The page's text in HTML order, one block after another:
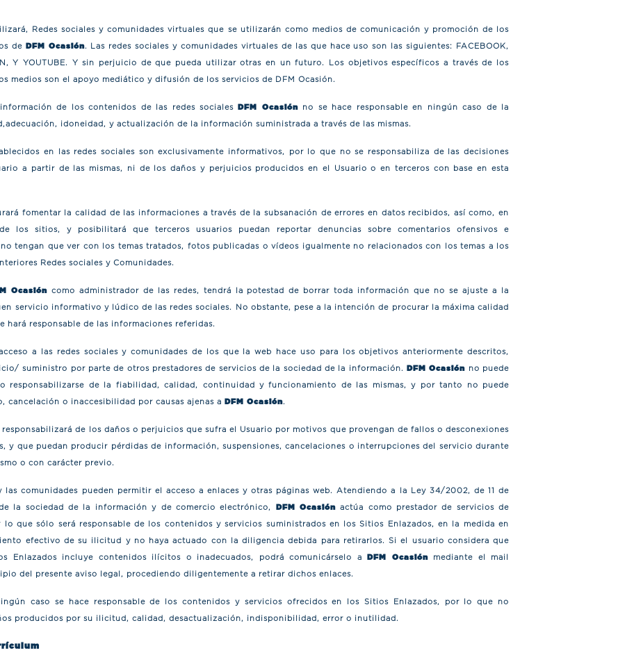
Redes sociales y comunidades virtuales que se utilizarán como medios de comunicación y promoción de los
de DFM Ocasión. Las redes sociales y comunidades virtuales de las que hace uso son las siguientes: FACEBOOK,
Y YOUTUBE. Y sin perjuicio de que pueda utilizar otras en un futuro. Los objetivos específicos a través de los
medios son el apoyo mediático y difusión de los servicios de DFM Ocasión.
de los contenidos de las redes socialesDFM Ocasiónno se hace responsable en ningún caso de la
idoneidad, y actualización de la información suministrada a través de las mismas.
en las redes sociales son exclusivamente informativos, por lo que no se responsabiliza de las decisiones
a partir de las mismas, ni de los daños y perjuicios producidos en el Usuario o en terceros con base en esta
fomentar la calidad de las informaciones a través de la subsanación de errores en datos recibidos, así como, en
los sitios, y posibilitará que terceros usuarios puedan reportar denuncias sobre comentarios ofensivos e
tengan que ver con los temas tratados, fotos publicadas o vídeos igualmente no relacionados con los temas a los
Redes sociales y Comunidades.
Ocasióncomo administrador de las redes, tendrá la potestad de borrar toda información que no se ajuste a la
servicio informativo y lúdico de las redes sociales. No obstante, pese a la intención de procurar la máxima calidad
hará responsable de las informaciones referidas.
a las redes sociales y comunidades de los que la web hace uso para los objetivos anteriormente descritos,
suministro por parte de otros prestadores de servicios de la sociedad de la información. DFM Ocasión no puede
responsabilizarse de la fiabilidad, calidad, continuidad y funcionamiento de las mismas, y por tanto no puede
cancelación o inaccesibilidad por causas ajenas a DFM Ocasión.
responsabilizará de los daños o perjuicios que sufra el Usuario por motivos que provengan de fallos o desconexiones
y que puedan producir pérdidas de información, suspensiones, cancelaciones o interrupciones del servicio durante
o con carácter previo.
las comunidades pueden permitir el acceso a enlaces y otras páginas web. Atendiendo a la Ley 34/2002, de 11 de
la sociedad de la información y de comercio electrónico, DFM Ocasiónactúa como prestador de servicios de
lo que sólo será responsable de los contenidos y servicios suministrados en los Sitios Enlazados, en la medida en
efectivo de su ilicitud y no haya actuado con la diligencia debida para retirarlos. Si el usuario considera que
Enlazados incluye contenidos ilícitos o inadecuados, podrá comunicárselo aDFM Ocasiónmediante el mail
del presente aviso legal, procediendo diligentemente a retirar dichos enlaces.
caso se hace responsable de los contenidos y servicios ofrecidos en los Sitios Enlazados, por lo que no
producidos por su ilicitud, calidad, desactualización, indisponibilidad, error o inutilidad.